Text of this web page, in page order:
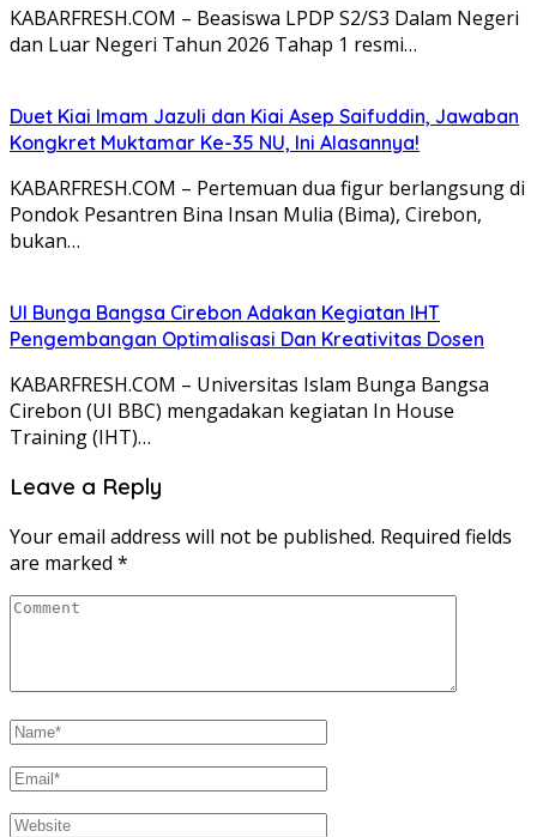
KABARFRESH.COM – Beasiswa LPDP S2/S3 Dalam Negeri
dan Luar Negeri Tahun 2026 Tahap 1 resmi…
Duet Kiai Imam Jazuli dan Kiai Asep Saifuddin, Jawaban
Kongkret Muktamar Ke-35 NU, Ini Alasannya!
KABARFRESH.COM – Pertemuan dua figur berlangsung di
Pondok Pesantren Bina Insan Mulia (Bima), Cirebon,
bukan…
UI Bunga Bangsa Cirebon Adakan Kegiatan IHT
Pengembangan Optimalisasi Dan Kreativitas Dosen
KABARFRESH.COM – Universitas Islam Bunga Bangsa
Cirebon (UI BBC) mengadakan kegiatan In House
Training (IHT)…
Leave a Reply
Your email address will not be published. Required fields
are marked *